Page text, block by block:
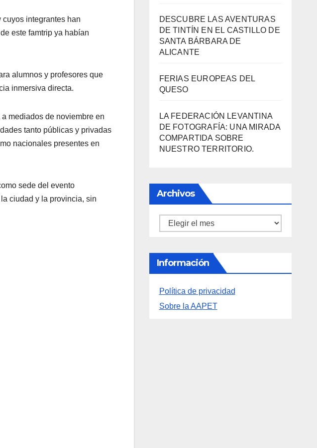
integrantes han
este famtrip ya habían
alumnos y profesores que
inmersiva directa.
mediados de noviembre en
tanto públicas y privadas
nacionales presentes en
sede del evento
ciudad y la provincia, sin
«EL SIGNIFICADO DEL COLOR»
LLEGA A VILLAJOYOSA
DE TINTÍN EN EL CASTILLO DE
SANTA BÁRBARA DE
FERIAS EUROPEAS DEL
QUESO
COMPARTIDA SOBRE
NUESTRO TERRITORIO.
Información